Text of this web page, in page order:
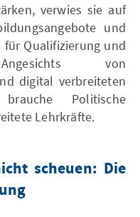
verwies sie auf
und
Qualifizierung und
Angesichts von
digital verbreiteten
brauche Politische
Lehrkräfte.
scheuen: Die